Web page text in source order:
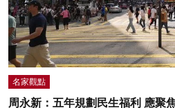
名家觀點
周永新：五年規劃民生福利 應聚